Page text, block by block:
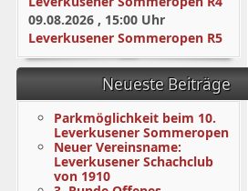
09.08.2026, 15:00Uhr
Leverkusener Sommeropen R5
Neueste Beiträge
Parkmöglichkeit beim 10.
Leverkusener Sommeropen
Neuer Vereinsname:
Leverkusener Schachclub
von 1910